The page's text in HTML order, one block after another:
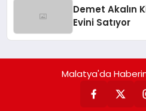
Demet Akalın
Evini Satıyor
Malatya'da